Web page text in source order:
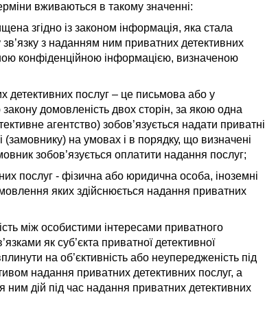
вживаються в такому значенні:
згідно із законом інформація, яка стала
з наданням ним приватних детективних
конфіденційною інформацією, визначеною
детективних послуг – це письмова або у
домовленість двох сторін, за якою одна
агентство) зобов’язується надати приватні
(замовнику) на умовах і в порядку, що визначені
зобов’язується оплатити надання послуг;
послуг - фізична або юридична особа, іноземні
яких здійснюється надання приватних
між особистими інтересами приватного
як суб’єкта приватної детективної
на об’єктивність або неупередженість під
надання приватних детективних послуг, а
ним дій під час надання приватних детективних